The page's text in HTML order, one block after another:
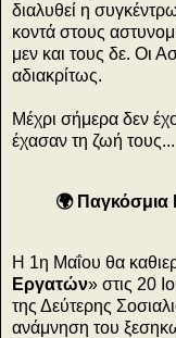
διαλυθεί η
κοντά στους
μεν και τους δε. Οι
αδιακρίτως.
Μέχρι σήμερα δεν
έχασαν τη ζωή τους...
🌍 Παγκόσμια
Η 1η Μαΐου θα
Εργατών» στις 20
της Δεύτερης
ανάμνηση του